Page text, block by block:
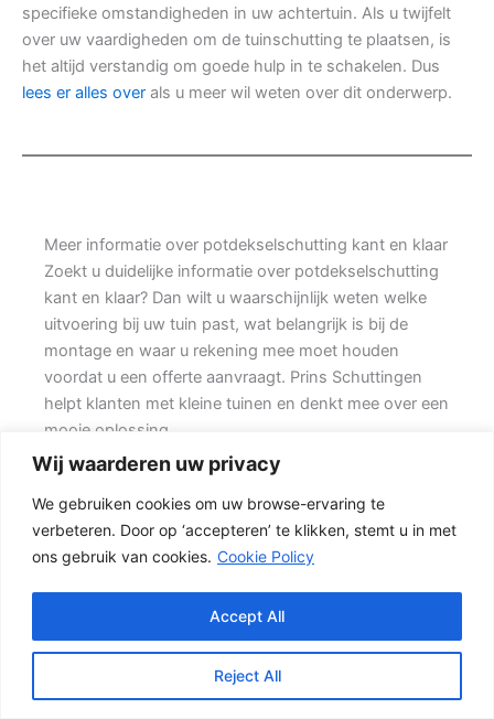
Wij waarderen uw privacy
We gebruiken cookies om uw browse-ervaring te
verbeteren. Door op ‘accepteren’ te klikken, stemt u in met
ons gebruik van cookies. Cookie Policy
Reject All
Accept All
specifieke omstandigheden in uw achtertuin. Als u twijfelt
over uw vaardigheden om de tuinschutting te plaatsen, is
het altijd verstandig om goede hulp in te schakelen. Dus
lees er alles over als u meer wil weten over dit onderwerp.
Meer informatie over potdekselschutting kant en klaar
Zoekt u duidelijke informatie over potdekselschutting
kant en klaar? Dan wilt u waarschijnlijk weten welke
uitvoering bij uw tuin past, wat belangrijk is bij de
montage en waar u rekening mee moet houden
voordat u een offerte aanvraagt. Prins Schuttingen
helpt klanten met kleine tuinen en denkt mee over een
mooie oplossing.
Een nette tuinafscheiding vraagt om meer dan alleen
een paar schermen en palen. Wilt u vooral een luxe
uitstraling, dan kan een hout-beton schutting met
hoge betonplaat of zwarte accenten goed passen.
Daarbij spelen ook zaken mee zoals windbelasting,
hoogteverschillen, grondsoort, erfgrens en de
bereikbaarheid van de tuin.